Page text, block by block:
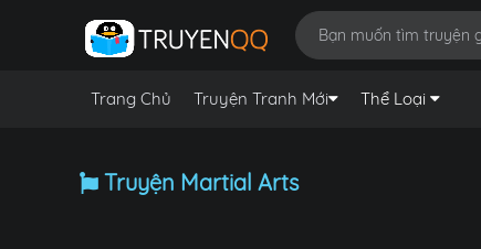
Trang Chủ Truyện Tranh Mới Thể Loại
Truyện Martial Arts